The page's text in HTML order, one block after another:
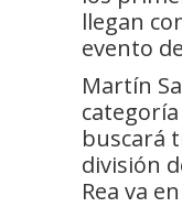
llegan
evento
Martín
buscará
división
Rea va